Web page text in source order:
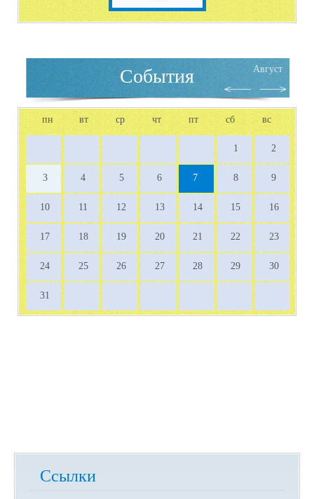
События Август
пн вт ср чт пт сб вс
1 2
3 4 5 6 7 8 9
10 11 12 13 14 15 16
17 18 19 20 21 22 23
24 25 26 27 28 29 30
31
Ссылки